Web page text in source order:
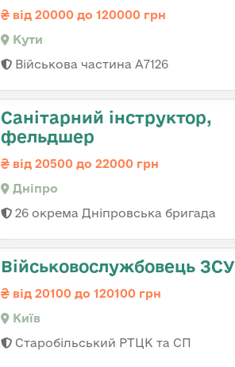
від 20000 до 120000 грн
Кути
Військова частина А7126
Санітарний інструктор,
фельдшер
від 20500 до 22000 грн
Дніпро
26 окрема Дніпровська бригада
Військовослужбовець ЗСУ
від 20100 до 120100 грн
Київ
Старобільський РТЦК та СП